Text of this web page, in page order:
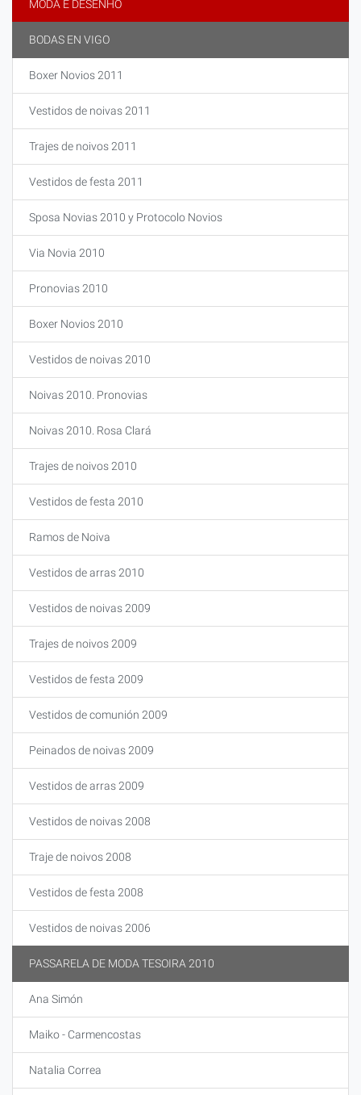
MODA E DESENHO
BODAS EN VIGO
Boxer Novios 2011
Vestidos de noivas 2011
Trajes de noivos 2011
Vestidos de festa 2011
Sposa Novias 2010 y Protocolo Novios
Via Novia 2010
Pronovias 2010
Boxer Novios 2010
Vestidos de noivas 2010
Noivas 2010. Pronovias
Noivas 2010. Rosa Clará
Trajes de noivos 2010
Vestidos de festa 2010
Ramos de Noiva
Vestidos de arras 2010
Vestidos de noivas 2009
Trajes de noivos 2009
Vestidos de festa 2009
Vestidos de comunión 2009
Peinados de noivas 2009
Vestidos de arras 2009
Vestidos de noivas 2008
Traje de noivos 2008
Vestidos de festa 2008
Vestidos de noivas 2006
PASSARELA DE MODA TESOIRA 2010
Ana Simón
Maiko - Carmencostas
Natalia Correa